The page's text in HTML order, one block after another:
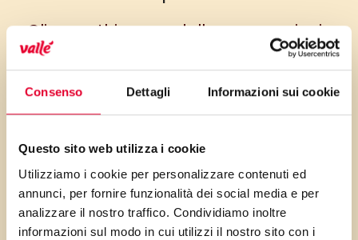
Consenso Dettagli Informazioni sui cookie
Questo sito web utilizza i cookie
Utilizziamo i cookie per personalizzare contenuti ed
annunci, per fornire funzionalità dei social media e per
analizzare il nostro traffico. Condividiamo inoltre
informazioni sul modo in cui utilizzi il nostro sito con i
Gli smoothie sono delle preparazioni
a base di frutta e verdura molto simili
ai classici frullati. Si possono
preparare con illatte
, lo yogurt o
la soluzione perfetta nel periodo
estivo, perchéricchi di vitamine e
sali minerali.
Una versione molto semplice è quella